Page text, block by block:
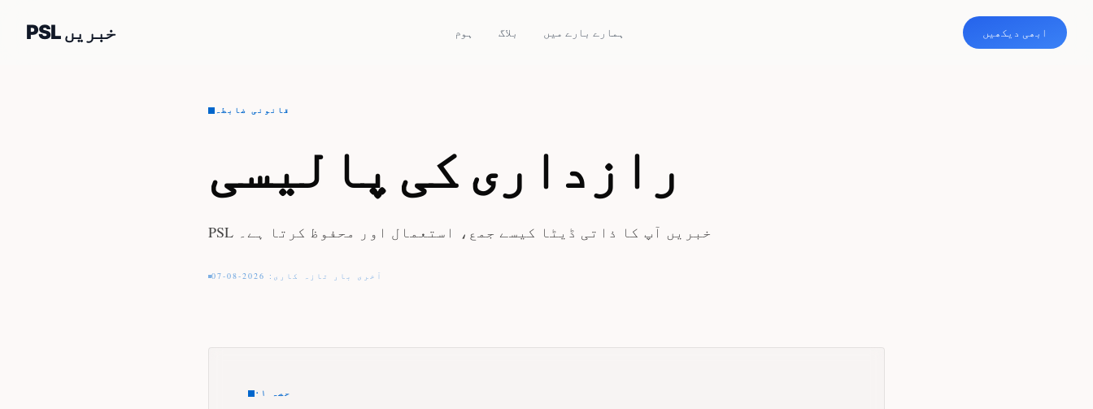
PSL خبریں ہوم بلاگ ہمارے بارے میں ابھی دیکھیں
قانونی ضابطہ
رازداری کی پالیسی
PSL خبریں آپ کا ذاتی ڈیٹا کیسے جمع، استعمال اور محفوظ کرتا ہے۔
آخری بار تازہ کاری: 2026-08-07
حصہ ۰۱